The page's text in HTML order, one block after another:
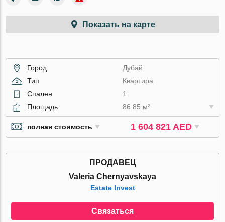
Показать на карте
Город
Дубай
Тип
Квартира
Спален
1
Площадь
86.85 м²
полная стоимость 1 604 821 AED
ПРОДАВЕЦ
Valeria Chernyavskaya
Estate Invest
Связаться